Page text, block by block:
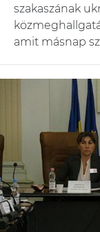
szakaszának
amit másnap